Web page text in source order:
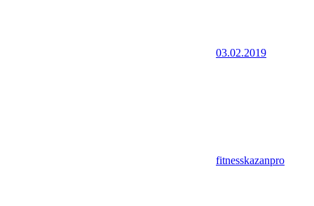
03.02.2019
fitnesskazanpro